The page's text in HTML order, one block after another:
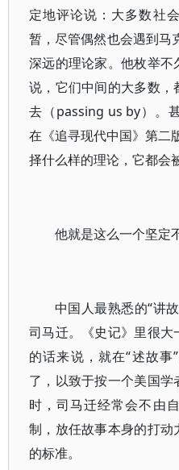
定地评论说：大多数社
暂，尽管偶然也会遇到马
深远的理论家。他枚举
说，它们中间的大多数
去（passing us by）。
在《追寻现代中国》第二
择什么样的理论，它都会
他就是这么一个坚定
中国人最熟悉的“讲
司马迁。《史记》里很大
的话来说，就在“述故
了，以致于按一个美国学
时，司马迁经常会不由
制，放任故事本身的打
的标准。